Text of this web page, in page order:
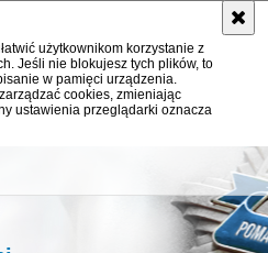
użytkownikom korzystanie z
Jeśli nie blokujesz tych plików, to
w pamięci urządzenia.
cookies, zmieniając
ustawienia przeglądarki oznacza